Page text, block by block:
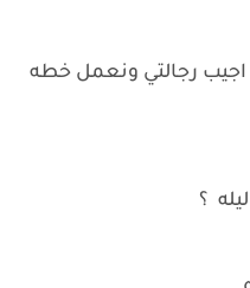
اجيب رجالتي ونعمل خطه
؟